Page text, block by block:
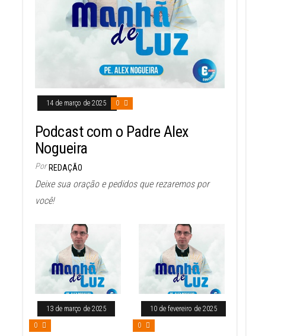
14 de março de 2025 0
Podcast com o Padre Alex
Nogueira
Por REDAÇÃO
Deixe sua oração e pedidos que rezaremos por
você!
13 de março de 2025
0
10 de fevereiro de 2025
0